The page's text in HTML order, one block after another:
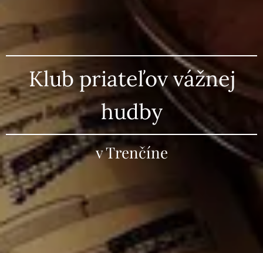
Klub priateľov vážnej
hudby
v Trenčíne